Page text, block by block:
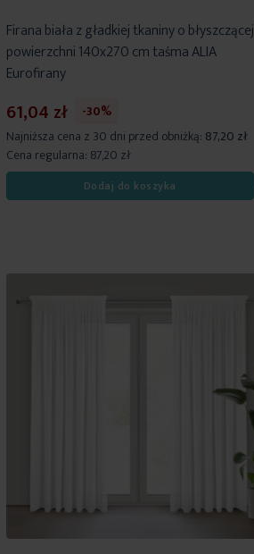
Firana biała z gładkiej tkaniny o błyszczącej
powierzchni 140x270 cm taśma ALIA
Eurofirany
61,04 zł
-30%
Najniższa cena z 30 dni przed obniżką: 87,20 zł
Cena regularna: 87,20 zł
Dodaj do koszyka